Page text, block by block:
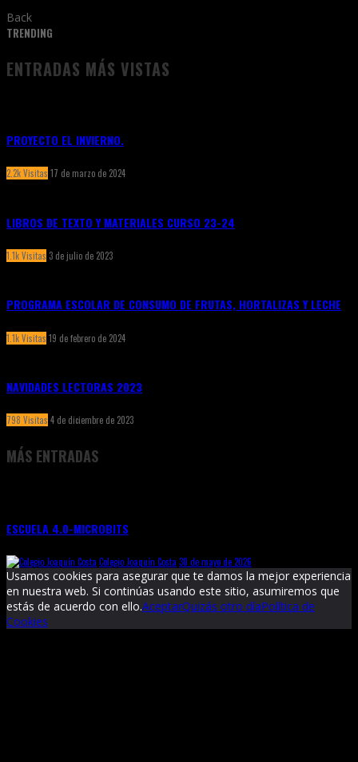
Back
TRENDING
ENTRADAS MÁS VISTAS
PROYECTO EL INVIERNO.
2.2k Visitas 17 de marzo de 2024
LIBROS DE TEXTO Y MATERIALES CURSO 23-24
1.1k Visitas 3 de julio de 2023
PROGRAMA ESCOLAR DE CONSUMO DE FRUTAS, HORTALIZAS Y LECHE
1.1k Visitas 19 de febrero de 2024
NAVIDADES LECTORAS 2023
798 Visitas 4 de diciembre de 2023
MÁS ENTRADAS
ESCUELA 4.0-MICROBITS
Colegio Joaquín Costa 30 de mayo de 2026
Usamos cookies para asegurar que te damos la mejor experiencia
en nuestra web. Si continúas usando este sitio, asumiremos que
estás de acuerdo con ello.AceptarQuizás otro díaPolítica de
Cookies